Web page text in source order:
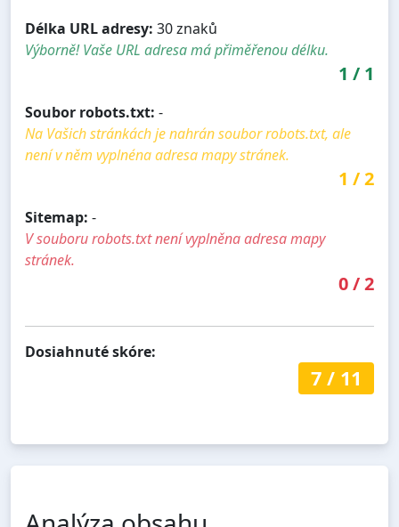
Délka URL adresy: 30 znaků
Výborně! Vaše URL adresa má přiměřenou délku.
1 / 1
Soubor robots.txt: -
Na Vašich stránkách je nahrán soubor robots.txt, ale
není v něm vyplnéna adresa mapy stránek.
1 /2
Sitemap: -
V souboru robots.txt není vyplněna adresa mapy
stránek.
0/2
Dosiahnuté skóre:
7/ 11